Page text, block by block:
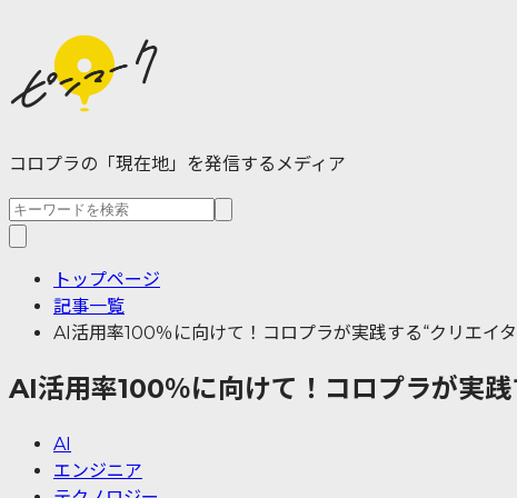
コロプラの「現在地」を発信するメディア
トップページ
記事一覧
AI活用率100％に向けて！コロプラが実践する“クリエイ
AI活用率100％に向けて！コロプラが実
AI
エンジニア